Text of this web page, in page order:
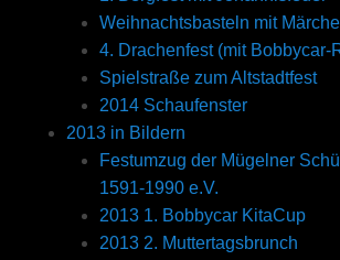
Weihnachtsbasteln mit
4. Drachenfest (mit Bobbycar-
Spielstraße zum Altstadtfest
2014 Schaufenster
2013 in Bildern
Festumzug der Mügelner
1591-1990 e.V.
2013 1. Bobbycar KitaCup
2013 2. Muttertagsbrunch